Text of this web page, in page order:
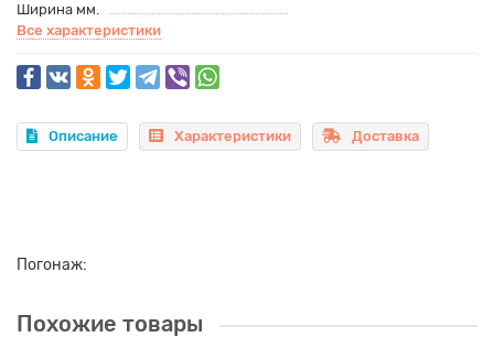
Ширина мм.
Все характеристики
Описание Характеристики Доставка
Погонаж:
Похожие товары